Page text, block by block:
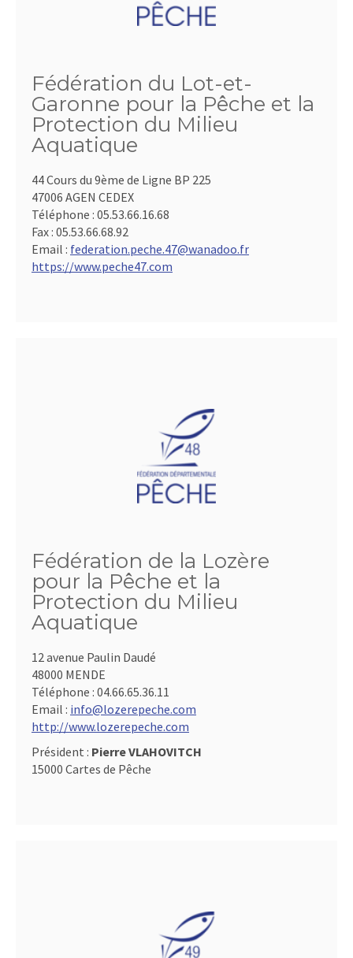
Fédération du Lot-et-
Garonne pour la Pêche et la
Protection du Milieu
Aquatique
44 Cours du 9ème de Ligne BP 225
47006 AGEN CEDEX
Téléphone : 05.53.66.16.68
Fax : 05.53.66.68.92
Email : federation.peche.47@wanadoo.fr
https://www.peche47.com
Fédération de la Lozère
pour la Pêche et la
Protection du Milieu
Aquatique
12 avenue Paulin Daudé
48000 MENDE
Téléphone : 04.66.65.36.11
Email : info@lozerepeche.com
http://www.lozerepeche.com
Président : Pierre VLAHOVITCH
15000 Cartes de Pêche